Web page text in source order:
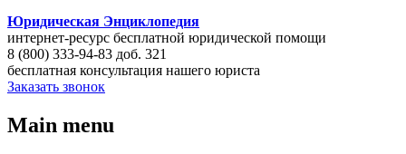
Юридическая Энциклопедия
интернет-ресурс бесплатной юридической помощи
8 (800) 333-94-83 доб. 321
бесплатная консультация нашего юриста
Заказать звонок
Main menu